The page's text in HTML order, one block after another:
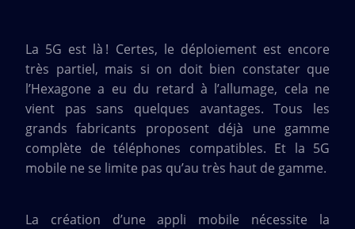
La 5G est là ! Certes, le déploiement est encore
très partiel, mais si on doit bien constater que
l’Hexagone a eu du retard à l’allumage, cela ne
vient pas sans quelques avantages. Tous les
grands fabricants proposent déjà une gamme
complète de téléphones compatibles. Et la 5G
mobile ne se limite pas qu’au très haut de gamme.
La création d’une appli mobile nécessite la